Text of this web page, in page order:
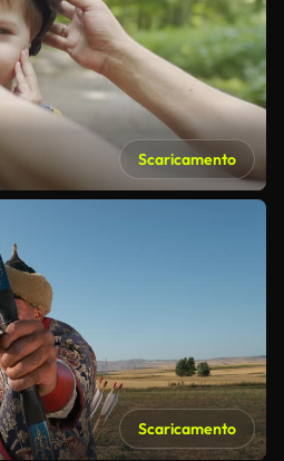
Scaricamento
Scaricamento